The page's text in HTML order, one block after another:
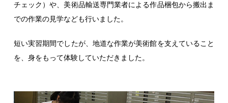
チェック）や、美術品輸送専門業者による作品梱包から搬出ま
での作業の見学なども行いました。
短い実習期間でしたが、地道な作業が美術館を支えていること
を、身をもって体験していただきました。